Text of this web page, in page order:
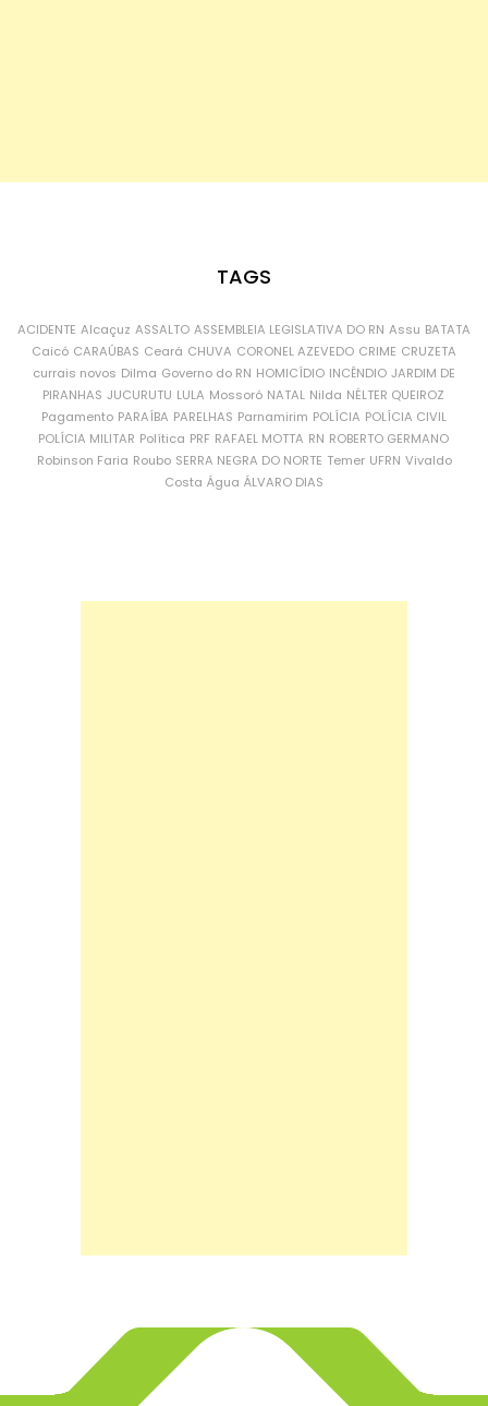
TAGS
ACIDENTE Alcaçuz ASSALTO ASSEMBLEIA LEGISLATIVA DO RN Assu BATATA
Caicó CARAÚBAS Ceará CHUVA CORONEL AZEVEDO CRIME CRUZETA
currais novos Dilma Governo do RN HOMICÍDIO INCÊNDIO JARDIM DE
PIRANHAS JUCURUTU LULA Mossoró NATAL Nilda NÉLTER QUEIROZ
Pagamento PARAÍBA PARELHAS Parnamirim POLÍCIA POLÍCIA CIVIL
POLÍCIA MILITAR Política PRF RAFAEL MOTTA RN ROBERTO GERMANO
Robinson Faria Roubo SERRA NEGRA DO NORTE Temer UFRN Vivaldo
Costa Água ÁLVARO DIAS